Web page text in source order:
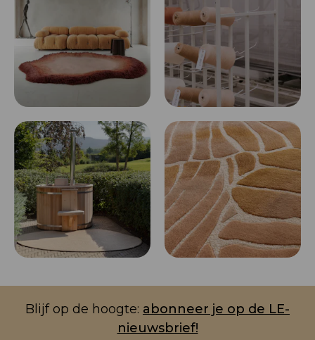
Blijf op de hoogte: abonneer je op de LE-
nieuwsbrief!